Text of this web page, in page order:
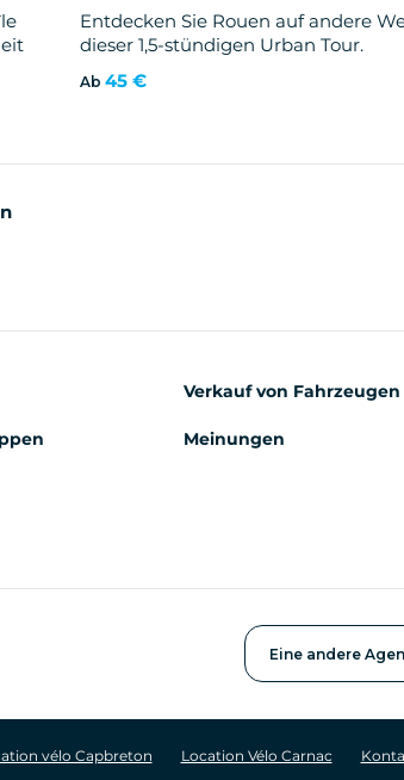
Entdecken Sie Rouen auf andere
dieser 1,5-stündigen Urban Tour.
Ab45 €
Verkauf von Fahrzeugen
Meinungen
Eine andere
vélo Capbreton Location Vélo Carnac